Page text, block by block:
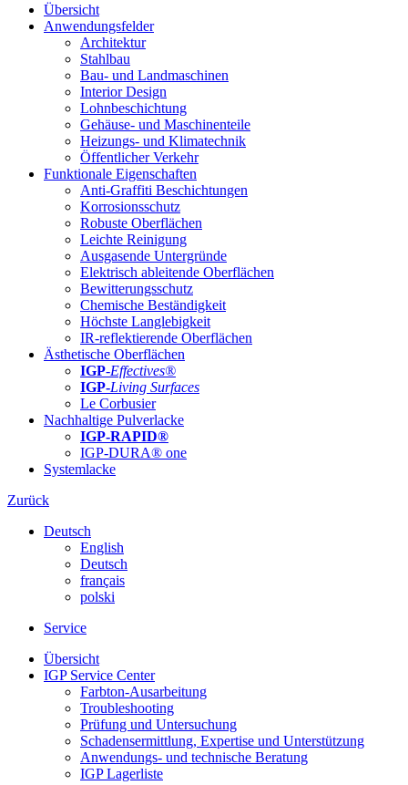
Übersicht
Anwendungsfelder
Architektur
Stahlbau
Bau- und Landmaschinen
Interior Design
Lohnbeschichtung
Gehäuse- und Maschinenteile
Heizungs- und Klimatechnik
Öffentlicher Verkehr
Funktionale Eigenschaften
Anti-Graffiti Beschichtungen
Korrosionsschutz
Robuste Oberflächen
Leichte Reinigung
Ausgasende Untergründe
Elektrisch ableitende Oberflächen
Bewitterungsschutz
Chemische Beständigkeit
Höchste Langlebigkeit
IR-reflektierende Oberflächen
Ästhetische Oberflächen
IGP-Effectives®
IGP-Living Surfaces
Le Corbusier
Nachhaltige Pulverlacke
IGP-RAPID®
IGP-DURA® one
Systemlacke
Zurück
Deutsch
English
Deutsch
français
polski
Service
Übersicht
IGP Service Center
Farbton-Ausarbeitung
Troubleshooting
Prüfung und Untersuchung
Schadensermittlung, Expertise und Unterstützung
Anwendungs- und technische Beratung
IGP Lagerliste